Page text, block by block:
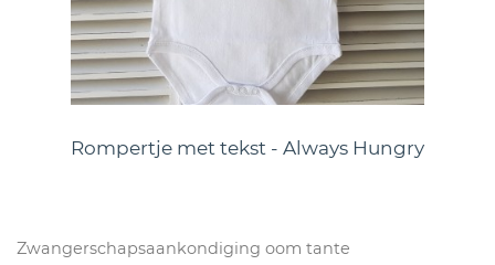
Rompertje met tekst - Always Hungry
Zwangerschapsaankondiging oom tante